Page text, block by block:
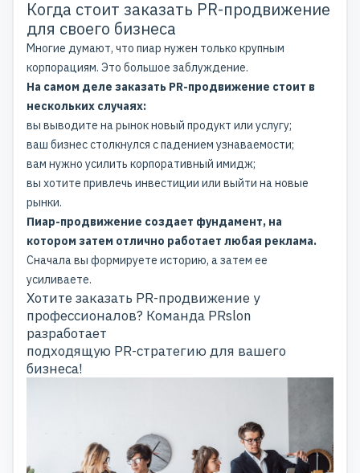
Когда стоит заказать PR-продвижение
для своего бизнеса
Многие думают, что пиар нужен только крупным
корпорациям. Это большое заблуждение.
На самом деле заказать PR-продвижение стоит в
нескольких случаях:
вы выводите на рынок новый продукт или услугу;
ваш бизнес столкнулся с падением узнаваемости;
вам нужно усилить корпоративный имидж;
вы хотите привлечь инвестиции или выйти на новые
рынки.
Пиар-продвижение создает фундамент, на
котором затем отлично работает любая реклама.
Сначала вы формируете историю, а затем ее
усиливаете.
Хотите заказать PR-продвижение у
профессионалов? Команда PRslon
разработает
подходящую PR-стратегию для вашего
бизнеса!